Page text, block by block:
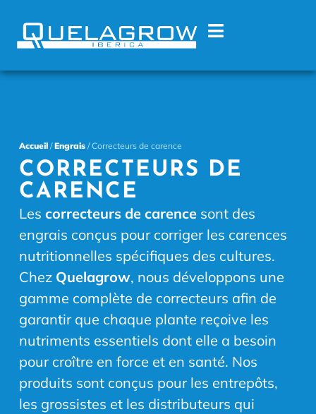
Accueil/Engrais/ Correcteurs de carence
CORRECTEURS DE
CARENCE
Les correcteurs de carencesont des
engrais conçus pour corriger les carences
nutritionnelles spécifiques des cultures.
Chez Quelagrow, nous développons une
gamme complète de correcteurs afin de
garantir que chaque plante reçoive les
nutriments essentiels dont elle a besoin
pour croître en force et en santé. Nos
produits sont conçus pour les entrepôts,
les grossistes et les distributeurs qui